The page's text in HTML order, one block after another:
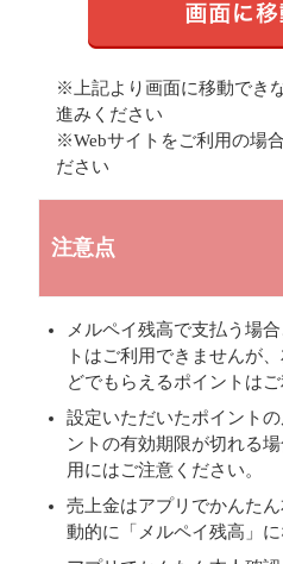
※上記より画面に移動でき
進みください
※Webサイトをご利用の場合
ださい
注意点
メルペイ残高で支払う場
トはご利用できませんが
どでもらえるポイントはご
設定いただいたポイント
ントの有効期限が切れる
用にはご注意ください。
売上金はアプリでかんた
動的に「メルペイ残高」に